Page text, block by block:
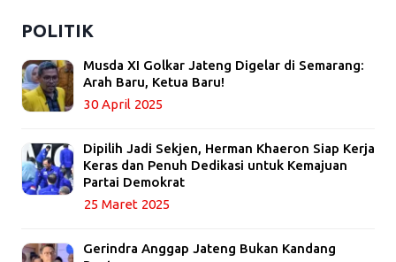
POLITIK
Musda XI Golkar Jateng Digelar di Semarang:
Arah Baru, Ketua Baru!
30 April 2025
Dipilih Jadi Sekjen, Herman Khaeron Siap Kerja
Keras dan Penuh Dedikasi untuk Kemajuan
Partai Demokrat
25 Maret 2025
Gerindra Anggap Jateng Bukan Kandang